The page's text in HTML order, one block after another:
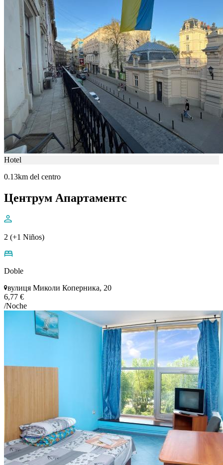
Hotel
0.13km del centro
Центрум Апартаментс
2 (+1 Niños)
Doble
вулиця Миколи Коперника, 20
6,77 €
/Noche